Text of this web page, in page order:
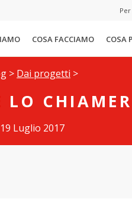
COSA FACCIAMO COSA
> Dai progetti >
19 Luglio 2017